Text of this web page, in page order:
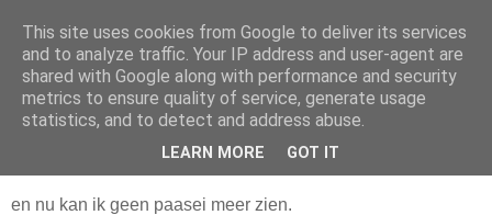
Da_Blog
You don't put a bumpersticker on a Bentley
maandag, april 25, 2011
en nu kan ik geen paasei meer zien.
This site uses cookies from Google to deliver its services
and to analyze traffic. Your IP address and user-agent are
shared with Google along with performance and security
metrics to ensure quality of service, generate usage
statistics, and to detect and address abuse.
LEARN MORE GOT IT